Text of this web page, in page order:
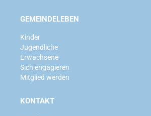
GEMEINDELEBEN
Kinder
Jugendliche
Erwachsene
Sich engagieren
Mitglied werden
KONTAKT